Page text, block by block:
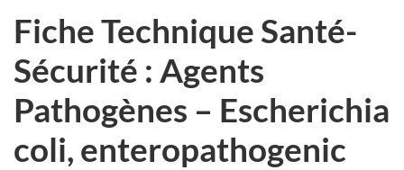
Fiche Technique Santé-
Sécurité : Agents
Pathogènes – Escherichia
coli, enteropathogenic